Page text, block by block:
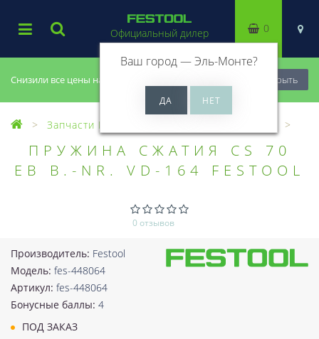
Снизили все цены на 20%, успей купить! Закрыть
Официальный дилер
Ваш город —Эль-Монте?
0
Запчасти Festool
ПРУЖИНА СЖАТИЯ CS 70
EB B.-NR. VD-164 FESTOOL
0 отзывов
Производитель: Festool
Модель: fes-448064
Артикул: fes-448064
Бонусные баллы: 4
ПОД ЗАКАЗ